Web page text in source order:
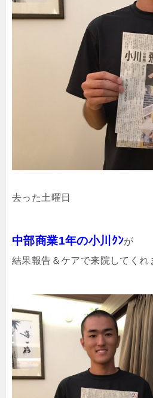
去った土曜日
中部商業1年の小川ｸﾝが
結果報告＆ケアで来院してくれ